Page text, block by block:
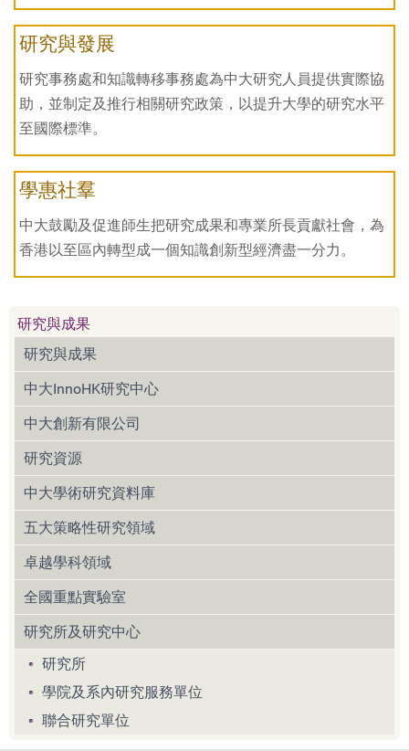
研究與發展
研究事務處和知識轉移事務處為中大研究人員提供實際協
助，並制定及推行相關研究政策，以提升大學的研究水平
至國際標準。
學惠社羣
中大鼓勵及促進師生把研究成果和專業所長貢獻社會，為
香港以至區內轉型成一個知識創新型經濟盡一分力。
研究與成果
研究與成果
中大InnoHK研究中心
中大創新有限公司
研究資源
中大學術研究資料庫
五大策略性研究領域
卓越學科領域
全國重點實驗室
研究所及研究中心
研究所
學院及系內研究服務單位
聯合研究單位